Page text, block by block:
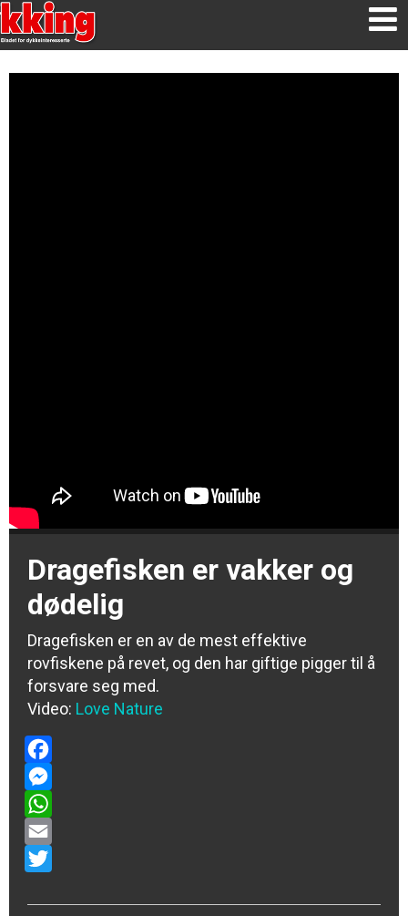
Dragefisken er vakker og
dødelig
Dragefisken er en av de mest effektive
rovfiskene på revet, og den har giftige pigger til å
forsvare seg med.
Video: Love Nature
Facebook
Messenger
WhatsApp
Email